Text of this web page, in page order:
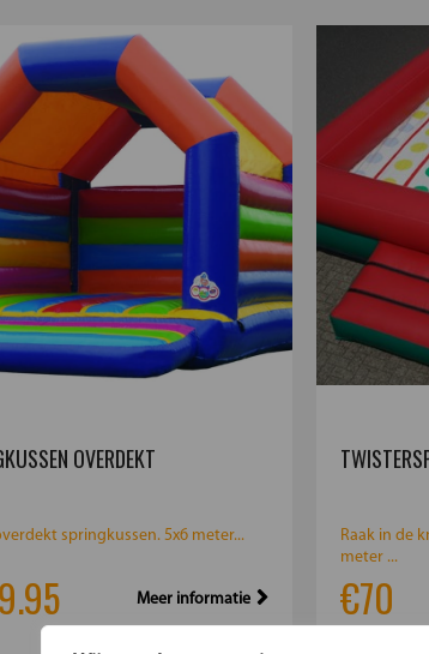
OVERDEKT
springkussen. 5x6 meter...
Meer informatie
Raak in de
meter ...
€70